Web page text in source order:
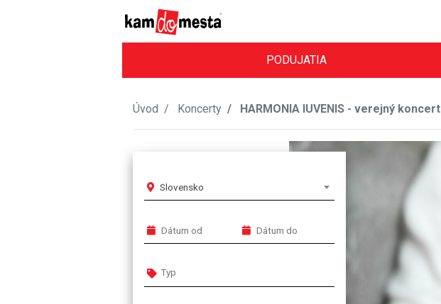
PODUJATIA
Úvod Koncerty HARMONIA IUVENIS - verejný koncert
Slovensko